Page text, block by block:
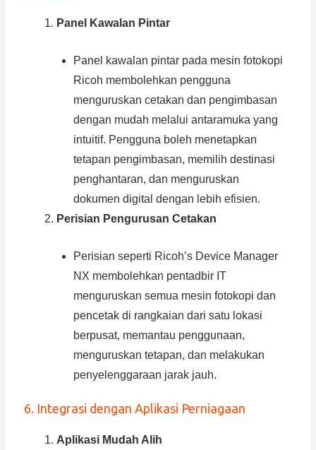
Panel Kawalan Pintar
Panel kawalan pintar pada mesin fotokopi
Ricoh membolehkan pengguna
menguruskan cetakan dan pengimbasan
dengan mudah melalui antaramuka yang
intuitif. Pengguna boleh menetapkan
tetapan pengimbasan, memilih destinasi
penghantaran, dan menguruskan
dokumen digital dengan lebih efisien.
Perisian Pengurusan Cetakan
Perisian seperti Ricoh’s Device Manager
NX membolehkan pentadbir IT
menguruskan semua mesin fotokopi dan
pencetak di rangkaian dari satu lokasi
berpusat, memantau penggunaan,
menguruskan tetapan, dan melakukan
penyelenggaraan jarak jauh.
6. Integrasi dengan Aplikasi Perniagaan
Aplikasi Mudah Alih